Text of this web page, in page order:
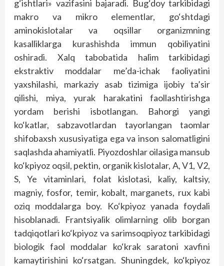
g‘ishtlari» vazifasini bajaradi. Bug‘doy tarkibidagi
makro va mikro elementlar, go‘shtdagi
aminokislotalar va oqsillar organizmning
kasalliklarga kurashishda immun qobiliyatini
oshiradi. Xalq tabobatida halim tarkibidagi
ekstraktiv moddalar me’da-ichak faoliyatini
yaxshilashi, markaziy asab tizimiga ijobiy ta’sir
qilishi, miya, yurak harakatini faollashtirishga
yordam berishi isbotlangan. Bahorgi yangi
ko‘katlar, sabzavotlardan tayorlangan taomlar
shifobaxsh xususiyatiga ega va inson salomatligini
saqlashda ahamiyatli. Piyozdoshlar oilasiga mansub
ko‘kpiyoz oqsil, pektin, organik kislotalar, A, V1, V2,
S, Ye vitaminlari, folat kislotasi, kaliy, kaltsiy,
magniy, fosfor, temir, kobalt, marganets, rux kabi
oziq moddalarga boy. Ko‘kpiyoz yanada foydali
hisoblanadi. Frantsiyalik olimlarning olib borgan
tadqiqotlari ko‘kpiyoz va sarimsoqpiyoz tarkibidagi
biologik faol moddalar ko‘krak saratoni xavfini
kamaytirishini ko‘rsatgan. Shuningdek, ko‘kpiyoz